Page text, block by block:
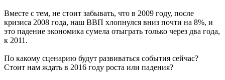
Вместе с тем, не стоит забывать, что в 2009 году, после
кризиса 2008 года, наш ВВП хлопнулся вниз почти на 8%, и
это падение экономика сумела отыграть только через два года,
к 2011.
По какому сценарию будут развиваться события сейчас?
Стоит нам ждать в 2016 году роста или падения?